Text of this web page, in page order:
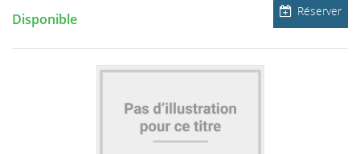
Réserver
Disponible